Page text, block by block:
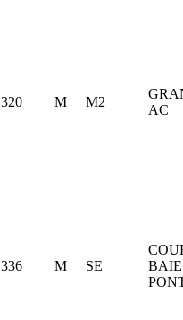
320 M M2
AC
336 M SE
BAIE